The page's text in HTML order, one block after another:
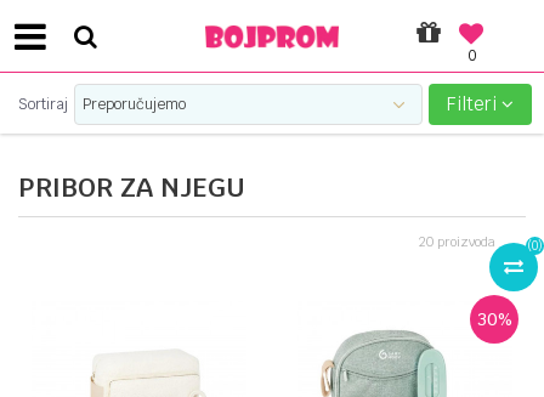
0
SIGURNO PLAĆANJE PLATNIM KARTICAMA!
(0)
PRIBOR ZA NJEGU
Sortiraj Filteri
20 proizvoda
30%